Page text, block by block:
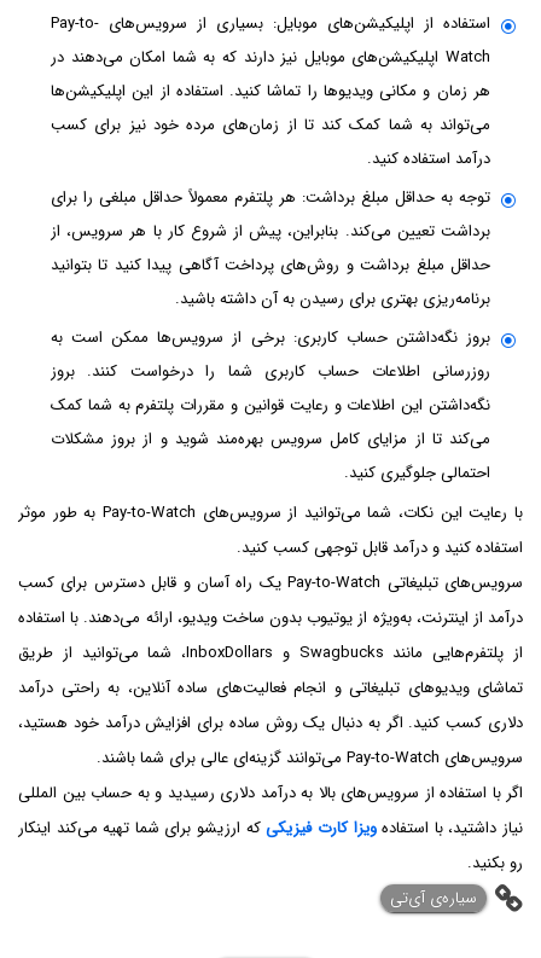
استفاده از اپلیکیشن‌های موبایل: بسیاری از سرویس‌های Pay-to-
Watch اپلیکیشن‌های موبایل نیز دارند که به شما امکان می‌دهند در
هر زمان و مکانی ویدیوها را تماشا کنید. استفاده از این اپلیکیشن‌ها
می‌تواند به شما کمک کند تا از زمان‌های مرده خود نیز برای کسب
درآمد استفاده کنید.
توجه به حداقل مبلغ برداشت: هر پلتفرم معمولاً حداقل مبلغی را برای
برداشت تعیین می‌کند. بنابراین، پیش از شروع کار با هر سرویس، از
حداقل مبلغ برداشت و روش‌های پرداخت آگاهی پیدا کنید تا بتوانید
برنامه‌ریزی بهتری برای رسیدن به آن داشته باشید.
بروز نگه‌داشتن حساب کاربری: برخی از سرویس‌ها ممکن است به
روزرسانی اطلاعات حساب کاربری شما را درخواست کنند. بروز
نگه‌داشتن این اطلاعات و رعایت قوانین و مقررات پلتفرم به شما کمک
می‌کند تا از مزایای کامل سرویس بهره‌مند شوید و از بروز مشکلات
احتمالی جلوگیری کنید.
با رعایت این نکات، شما می‌توانید از سرویس‌های Pay-to-Watch به طور موثر
استفاده کنید و درآمد قابل توجهی کسب کنید.
سرویس‌های تبلیغاتی Pay-to-Watch یک راه آسان و قابل دسترس برای کسب
درآمد از اینترنت، به‌ویژه از یوتیوب بدون ساخت ویدیو، ارائه می‌دهند. با استفاده
از پلتفرم‌هایی مانند Swagbucks و InboxDollars، شما می‌توانید از طریق
تماشای ویدیوهای تبلیغاتی و انجام فعالیت‌های ساده آنلاین، به راحتی درآمد
دلاری کسب کنید. اگر به دنبال یک روش ساده برای افزایش درآمد خود هستید،
سرویس‌های Pay-to-Watch می‌توانند گزینه‌ای عالی برای شما باشند.
اگر با استفاده از سرویس‌های بالا به درآمد دلاری رسیدید و به حساب بین المللی
نیاز داشتید، با استفادهویزا کارت فیزیکیکه ارزیشو برای شما تهیه می‌کند اینکار
رو بکنید.
‌سیاره‌ی آی‌تی